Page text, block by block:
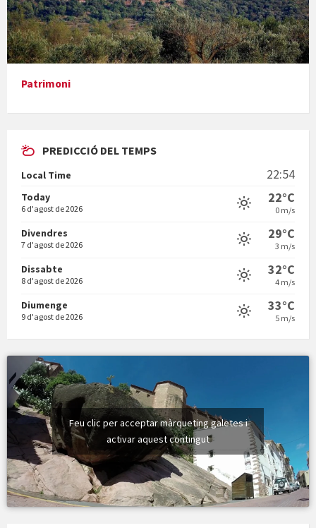
Presentació del llibre &quot;La mare&quot;, d'Emma Zafon
En Bum
Vermuts a la Font. Hit parit
Patrimoni
PREDICCIÓ DEL TEMPS
Local Time 22:54
Today
6 d'agost de 2026
22°C
0 m/s
Divendres
7 d'agost de 2026
29°C
3 m/s
Dissabte
8 d'agost de 2026
32°C
4 m/s
Diumenge
9 d'agost de 2026
33°C
5 m/s
Feu clic per acceptar màrqueting galetes i
activar aquest contingut